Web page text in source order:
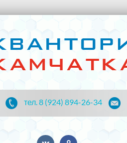
тел. 8 (924) 894-26-34